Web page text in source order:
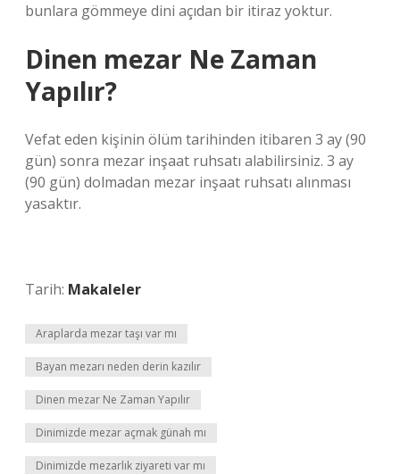
bunlara gömmeye dini açıdan bir itiraz yoktur.
Dinen mezar Ne Zaman
Yapılır?
Vefat eden kişinin ölüm tarihinden itibaren 3 ay (90
gün) sonra mezar inşaat ruhsatı alabilirsiniz. 3 ay
(90 gün) dolmadan mezar inşaat ruhsatı alınması
yasaktır.
Tarih: Makaleler
Araplarda mezar taşı var mı
Bayan mezarı neden derin kazılır
Dinen mezar Ne Zaman Yapılır
Dinimizde mezar açmak günah mı
Dinimizde mezarlık ziyareti var mı